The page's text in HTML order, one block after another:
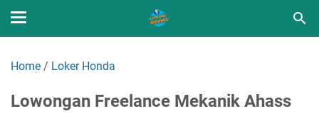
Home / Loker Honda
Lowongan Freelance Mekanik Ahass